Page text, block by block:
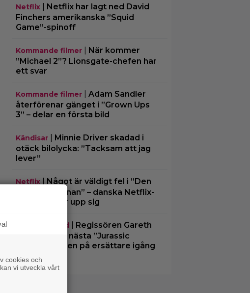
Netflix| Netflix har lagt ned David
Finchers amerikanska ”Squid
Game”-spinoff
Kommande filmer| När kommer
”Michael 2”? Lionsgate-chefen har
ett svar
Kommande filmer| Adam Sandler
återförenar gänget i ”Grown Ups
3” – delar en första bild
Kändisar| Minnie Driver skadad i
otäck bilolycka: ”Tacksam att jag
lever”
Netflix|Något är väldigt fel i ”Den
hemliga kvinnan” – danska Netflix-
thrillern visar upp sig
Jurassic World
Regissören Gareth
Edwards flyr nästa ”Jurassic
World” – jakten på ersättare igång
cookies och
vi utveckla vårt